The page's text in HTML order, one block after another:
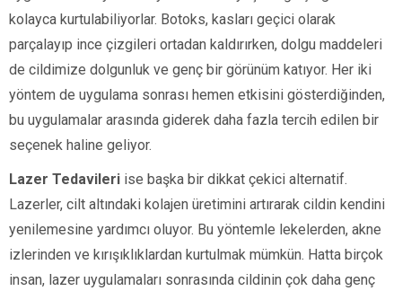
kolayca kurtulabiliyorlar. Botoks, kasları geçici olarak
parçalayıp ince çizgileri ortadan kaldırırken, dolgu maddeleri
de cildimize dolgunluk ve genç bir görünüm katıyor. Her iki
yöntem de uygulama sonrası hemen etkisini gösterdiğinden,
bu uygulamalar arasında giderek daha fazla tercih edilen bir
seçenek haline geliyor.
Lazer Tedavileri ise başka bir dikkat çekici alternatif.
Lazerler, cilt altındaki kolajen üretimini artırarak cildin kendini
yenilemesine yardımcı oluyor. Bu yöntemle lekelerden, akne
izlerinden ve kırışıklıklardan kurtulmak mümkün. Hatta birçok
insan, lazer uygulamaları sonrasında cildinin çok daha genç